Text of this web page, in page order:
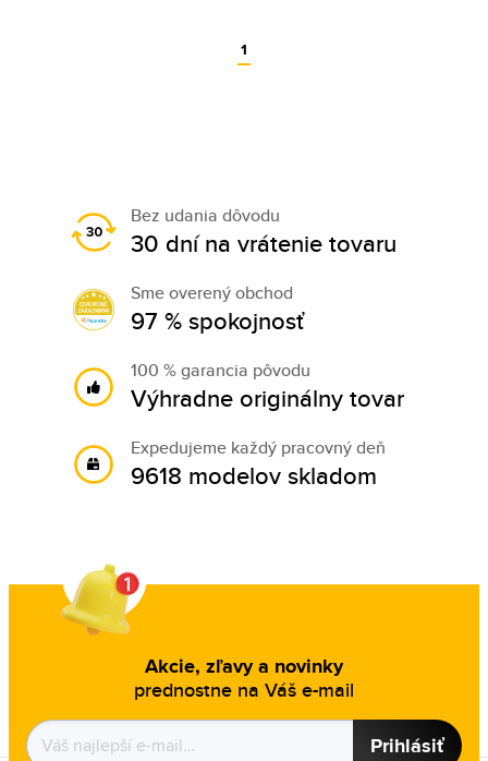
1
Bez udania dôvodu
30 dní na vrátenie tovaru
Sme overený obchod
97 % spokojnosť
100 % garancia pôvodu
Výhradne originálny tovar
Expedujeme každý pracovný deň
9618 modelov skladom
Akcie, zľavy a novinky
prednostne na Váš e-mail
Prihlásiť